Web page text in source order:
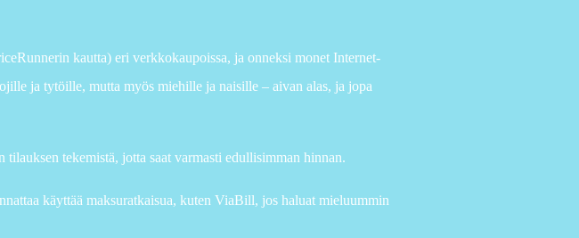
kautta) eri verkkokaupoissa, ja onneksi monet Internet-
ja tytöille, mutta myös miehille ja naisille – aivan alas, ja jopa
tekemistä, jotta saat varmasti edullisimman hinnan.
käyttää maksuratkaisua, kuten ViaBill, jos haluat mieluummin